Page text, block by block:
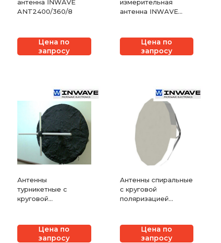
антенна INWAVE
ANT2400/360/8
Цена по
запросу
измерительная
антенна INWAVE
Цена по
запросу
Антенны
турникетные с
круговой
Цена по
запросу
Антенны спиральные
с круговой
поляризацией
Цена по
запросу